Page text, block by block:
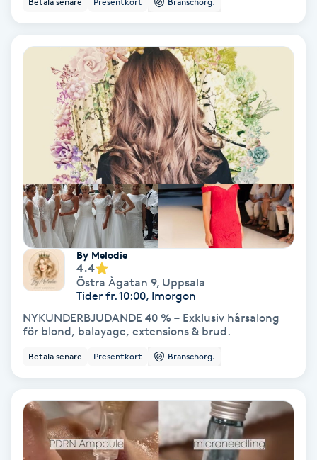
Babylights
Bambumassage
Barber
Barnklippning
Brynfärgning
By Melodie
4.4
Östra Ågatan 9, Uppsala
Tider fr. 10:00, Imorgon
NYKUNDERBJUDANDE 40 % – Exklusiv hårsalong
för blond, balayage, extensions & brud.
Betala senare Presentkort Branschorg.